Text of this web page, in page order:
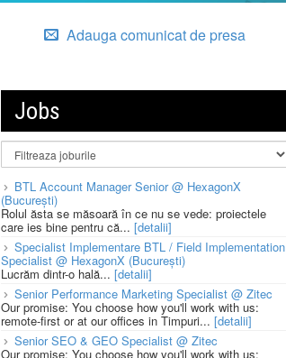
Adauga comunicat de presa
Jobs
BTL Account Manager Senior @ HexagonX
(București)
Rolul ăsta se măsoară în ce nu se vede: proiectele
care ies bine pentru că... [detalii]
Specialist Implementare BTL / Field Implementation
Specialist @ HexagonX (București)
Lucrăm dintr-o hală... [detalii]
Senior Performance Marketing Specialist @ Zitec
Our promise: You choose how you'll work with us:
remote-first or at our offices in Timpuri... [detalii]
Senior SEO & GEO Specialist @ Zitec
Our promise: You choose how you'll work with us: